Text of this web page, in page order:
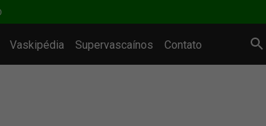
Vaskipédia Supervascaínos Contato